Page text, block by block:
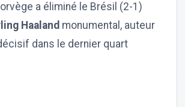
a éliminé le Brésil (2-1)
Haaland monumental, auteur
dans le dernier quart